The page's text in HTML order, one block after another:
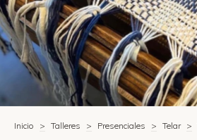
Inicio > Talleres > Presenciales > Telar >